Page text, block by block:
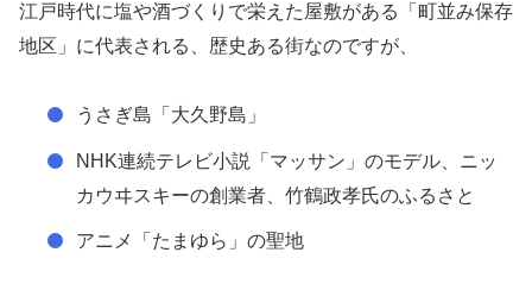
江戸時代に塩や酒づくりで栄えた屋敷がある「町並み保存
地区」に代表される、歴史ある街なのですが、
うさぎ島「大久野島」
NHK連続テレビ小説「マッサン」のモデル、ニッ
カウヰスキーの創業者、竹鶴政孝氏のふるさと
アニメ「たまゆら」の聖地